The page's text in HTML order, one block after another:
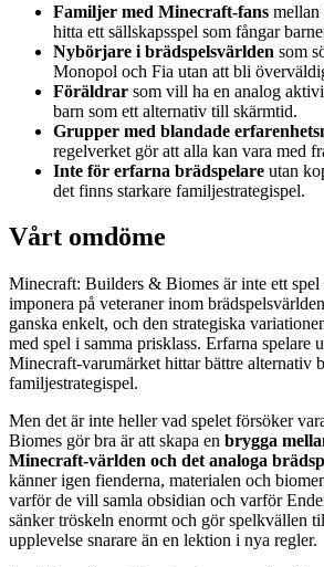
Familjer med Minecraft-fans mellan
hitta ett sällskapsspel som fångar
Nybörjare i brädspelsvärlden som
Monopol och Fia utan att bli
Föräldrar som vill ha en analog
barn som ett alternativ till skärmtid.
Grupper med blandade
regelverket gör att alla kan vara med
Inte för erfarna brädspelare utan
det finns starkare familjestrategispel.
Vårt omdöme
Minecraft: Builders & Biomes är inte ett spel
imponera på veteraner inom
ganska enkelt, och den strategiska
med spel i samma prisklass. Erfarna spelare
Minecraft-varumärket hittar bättre alternativ
familjestrategispel.
Men det är inte heller vad spelet försöker
Biomes gör bra är att skapa en brygga
Minecraft-världen och det analoga
känner igen fienderna, materialen och
varför de vill samla obsidian och varför
sänker tröskeln enormt och gör spelkvällen
upplevelse snarare än en lektion i nya regler.